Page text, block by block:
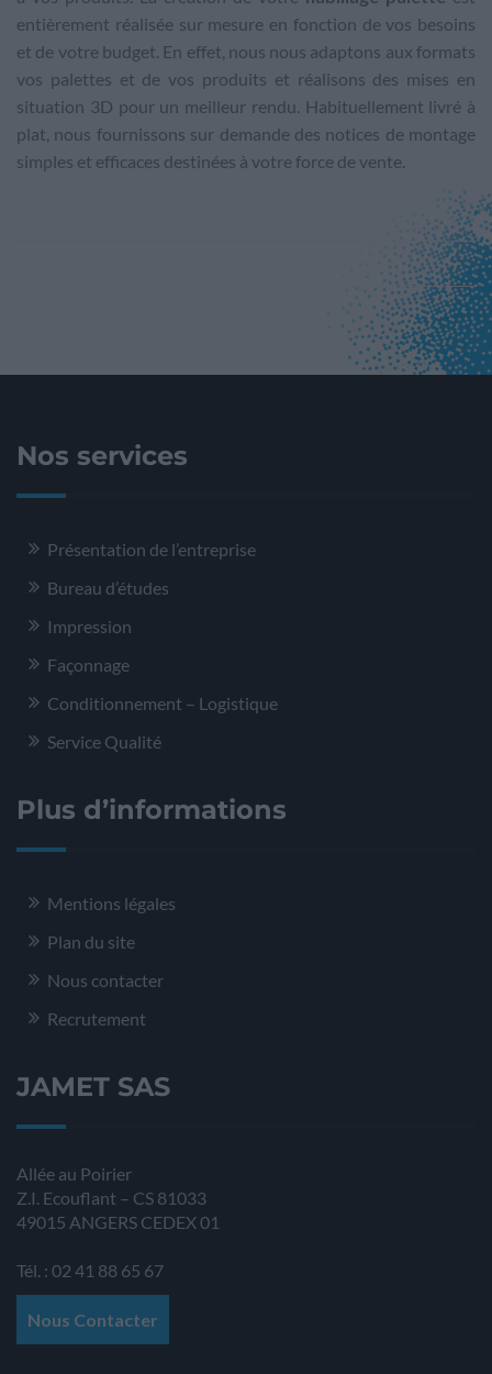
entièrement réalisée sur mesure en fonction de vos besoins
et de votre budget. En effet, nous nous adaptons aux formats
vos palettes et de vos produits et réalisons des mises en
situation 3D pour un meilleur rendu. Habituellement livré à
plat, nous fournissons sur demande des notices de montage
simples et efficaces destinées à votre force de vente.
Nos services
Présentation de l’entreprise
Bureau d’études
Impression
Façonnage
Conditionnement – Logistique
Service Qualité
Plus d’informations
Mentions légales
Plan du site
Nous contacter
Recrutement
JAMET SAS
Allée au Poirier
Z.I. Ecouflant – CS 81033
49015 ANGERS CEDEX 01
Tél. : 02 41 88 65 67
Nous Contacter